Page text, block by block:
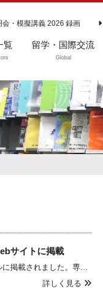
会・模擬講義 2026 録画
覧 留学・国際交流
Global
サイトに掲載
社会学専攻教授の山田昌弘へのインタビューがARINA株式会社のいちごドリルに掲載されました。専門家インタビュー 『現代の家族とこれからの家族～時代と共に変化する家族の在り方～』（2024年2月20日）https://arinna.co.jp/interview-7/
詳しく見る